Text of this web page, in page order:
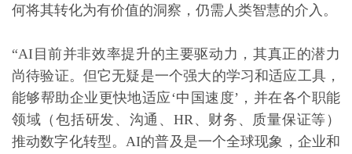
何将其转化为有价值的洞察，仍需人类智慧的介入。
“AI目前并非效率提升的主要驱动力，其真正的潜力
尚待验证。但它无疑是一个强大的学习和适应工具，
能够帮助企业更快地适应‘中国速度’，并在各个职能
领域（包括研发、沟通、HR、财务、质量保证等）
推动数字化转型。AI的普及是一个全球现象，企业和